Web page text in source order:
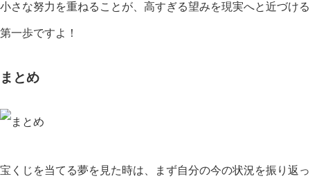
小さな努力を重ねることが、高すぎる望みを現実へと近づける
第一歩ですよ！
まとめ
宝くじを当てる夢を見た時は、まず自分の今の状況を振り返っ